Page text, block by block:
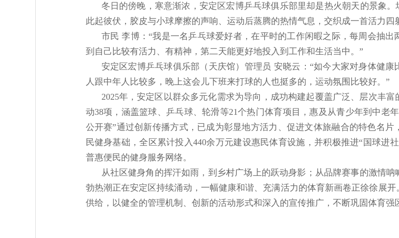
冬日的傍晚，寒意渐浓，安定区宏博乒乓球俱乐部里却是热火朝天的景象
此起彼伏，胶皮与小球摩擦的声响、运动后蒸腾的热情气息，交织成一首活力四
市民 李博：“我是一名乒乓球爱好者，在平时的工作闲暇之际，每周会抽
到自己比较有活力、有精神，第二天能更好地投入到工作和生活当中。”
安定区宏博乒乓球俱乐部（天庆馆）管理员 安晓云：“如今大家对身体健
人跟中年人比较多，晚上这会儿下班来打球的人也挺多的，运动氛围比较好。”
2025年，安定区以群众多元化需求为导向，成功构建起覆盖广泛、层次丰
动38项，涵盖篮球、乒乓球、轮滑等21个热门体育项目，惠及从青少年到中老
公开赛”通过创新传播方式，已成为彰显地方活力、促进文体旅融合的特色名
民健身基础，全区累计投入440余万元建设惠民体育设施，并积极推进“国球进
普惠便民的健身服务网络。
从社区健身角的挥汗如雨，到乡村广场上的跃动身影；从品牌赛事的激情
勃热潮正在安定区持续涌动，一幅健康和谐、充满活力的体育新画卷正徐徐展
供给，以健全的管理机制、创新的活动形式和深入的宣传推广，不断巩固体育强